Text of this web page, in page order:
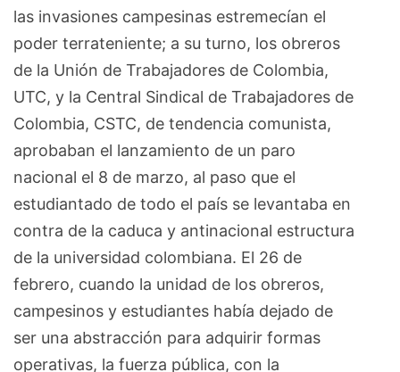
las invasiones campesinas estremecían el
poder terrateniente; a su turno, los obreros
de la Unión de Trabajadores de Colombia,
UTC, y la Central Sindical de Trabajadores de
Colombia, CSTC, de tendencia comunista,
aprobaban el lanzamiento de un paro
nacional el 8 de marzo, al paso que el
estudiantado de todo el país se levantaba en
contra de la caduca y antinacional estructura
de la universidad colombiana. El 26 de
febrero, cuando la unidad de los obreros,
campesinos y estudiantes había dejado de
ser una abstracción para adquirir formas
operativas, la fuerza pública, con la